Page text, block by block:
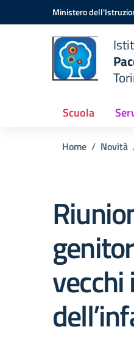
Vai ai contenuti
Vai al menu di navigazione
Ministero
Scuola
Home Novità